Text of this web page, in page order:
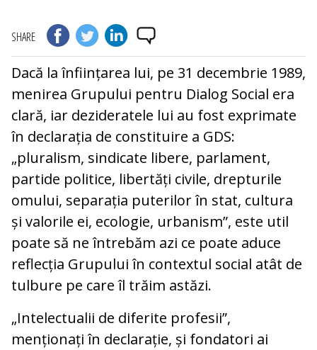
SHARE
Dacă la înființarea lui, pe 31 decembrie 1989,
menirea Grupului pentru Dialog Social era
clară, iar dezideratele lui au fost exprimate
în declarația de constituire a GDS:
„pluralism, sindicate libere, parlament,
partide politice, libertăți civile, drepturile
omului, separația puterilor în stat, cultura
și valorile ei, ecologie, urbanism”, este util
poate să ne întrebăm azi ce poate aduce
reflecția Grupului în contextul social atât de
tulbure pe care îl trăim astăzi.
„Intelectualii de diferite profesii”,
menționați în declarație, și fondatori ai